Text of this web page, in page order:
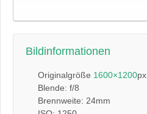
Bildinformationen
Originalgröße 1600×1200px
Blende: f/8
Brennweite: 24mm